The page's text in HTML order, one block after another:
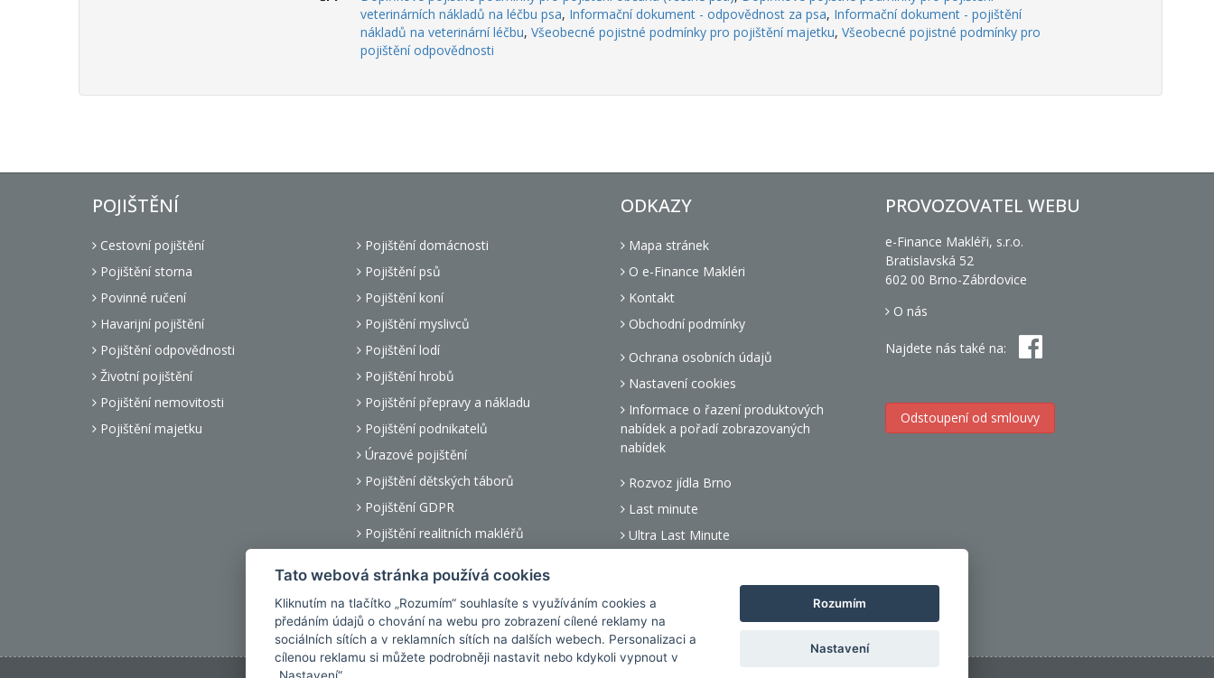
veterinárních nákladů na léčbu psa, Informační dokument - odpovědnost za psa, Informační dokument - pojištění
nákladů na veterinární léčbu, Všeobecné pojistné podmínky pro pojištění majetku, Všeobecné pojistné podmínky pro
pojištění odpovědnosti
POJIŠTĚNÍ
Cestovní pojištění
Pojištění storna
Povinné ručení
Havarijní pojištění
Pojištění odpovědnosti
Životní pojištění
Pojištění nemovitosti
Pojištění majetku
Pojištění domácnosti
Pojištění psů
Pojištění koní
Pojištění myslivců
Pojištění lodí
Pojištění hrobů
Pojištění přepravy a nákladu
Pojištění podnikatelů
Úrazové pojištění
Pojištění dětských táborů
Pojištění GDPR
Pojištění realitních makléřů
Pojištění pohledávek
Pojištění asistenčních služeb
ODKAZY
Mapa stránek
O e-Finance Makléri
Kontakt
Obchodní podmínky
Ochrana osobních údajů
Nastavení cookies
Informace o řazení produktových
nabídek a pořadí zobrazovaných
nabídek
Rozvoz jídla Brno
Last minute
Ultra Last Minute
PROVOZOVATEL WEBU
e-Finance Makléři, s.r.o.
Bratislavská 52
602 00 Brno-Zábrdovice
O nás
Najdete nás také na:
Odstoupení od smlouvy
Tato webová stránka používá cookies
Kliknutím na tlačítko „Rozumím“ souhlasíte s využíváním cookies a
předáním údajů o chování na webu pro zobrazení cílené reklamy na
sociálních sítích a v reklamních sítích na dalších webech. Personalizaci a
cílenou reklamu si můžete podrobněji nastavit nebo kdykoli vypnout v
Rozumím
Nastavení